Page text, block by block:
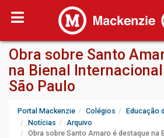
Obra sobre Santo
na Bienal
São Paulo
Portal Mackenzie Colégios
Educação
Notícias
Arquivo
Obra sobre Santo Amaro é destaque na